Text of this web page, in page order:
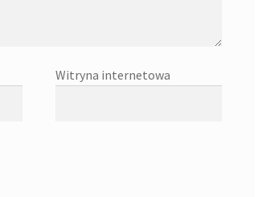
Witryna internetowa